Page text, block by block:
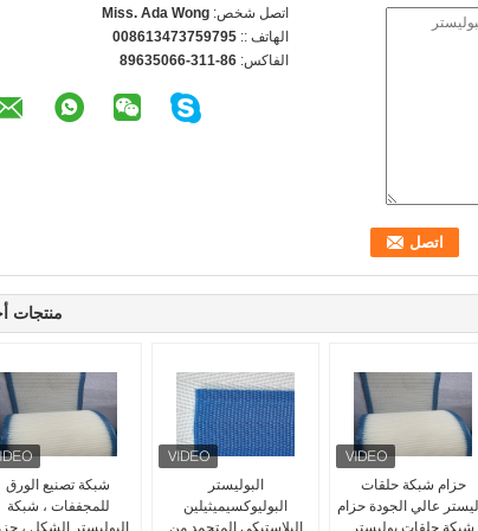
اتصل شخص: Miss. Ada Wong
الهاتف :: 008613473759795
الفاكس: 86-311-89635066
منتجات
شبكة تصنيع الورق
للمجففات ، شبكة
البوليستر الشكل ،
البوليستر
البوليوكسيميثيلين
البلاستيكي المتجمد من
حزام شبكة حلقات
عالي الجودة حزام
شبكة حلقات بوليستر